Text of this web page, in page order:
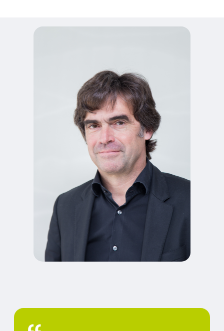
Visuel